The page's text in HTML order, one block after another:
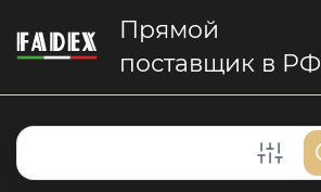
Прямой
поставщик в РФ